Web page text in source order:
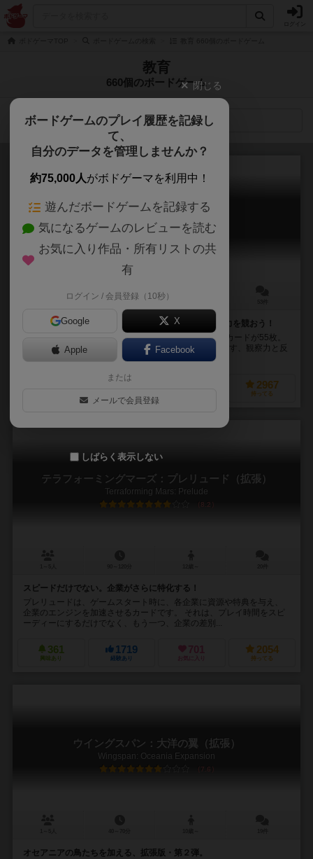
教育
660個のボードゲーム
検索メニュー
ドブル
Dobble / Spot it!
15分前後
同じイラストはどれだ？ スピード勝負で図形認識能力を競おう！
1枚のカードの中に8種類のイラストが描かれた円型のカードが55枚。
この中の任意2枚のカードから共通のイラストを探し出す、観察力と反
射神経を使うカードゲームです。 カード...
4943 2967
持ってる
テラフォーミングマーズ：プレリュード（拡張）
Terraforming Mars: Prelude
8.2
スピードだけでない。企業がさらに特化する！
プレリュードは、ゲームスタート時に、各企業に資源や特典を与え、
企業のエンジンを加速させるカードです。 それは、プレイ時間をスピ
ーディーにするだけでなく、もう一つ、企業の差別...
361
興味あり
1719
経験あり
701
お気に入り
2054
持ってる
ウイングスパン：大洋の翼（拡張）
Wingspan: Oceania Expansion
7.6
オセアニアの鳥たちを加える、拡張版・第２弾。
閉じる
ボードゲームのプレイ履歴を記録し
て、
自分のデータを管理しませんか？
約75,000人がボドゲーマを利用中！
遊んだボードゲームを記録する
気になるゲームのレビューを読む
お気に入り作品・所有リストの共
有
ログイン / 会員登録（10秒）
Google X
Apple Facebook
または
メールで会員登録
しばらく表示しない